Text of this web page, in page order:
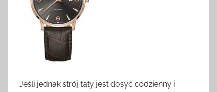
Jeśli jednak strój taty jest dosyć codzienny i